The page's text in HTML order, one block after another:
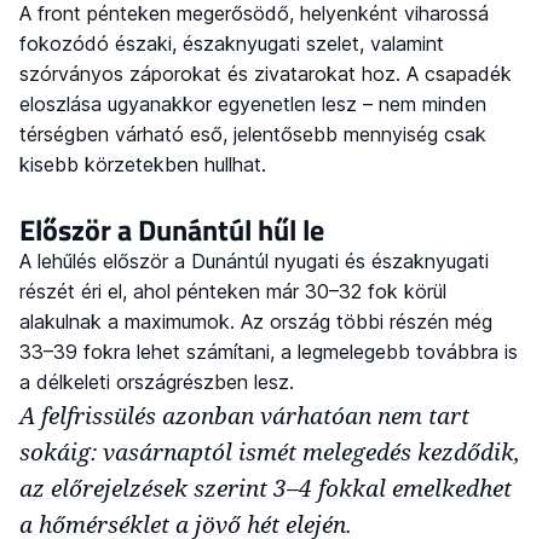
A front pénteken megerősödő, helyenként viharossá
fokozódó északi, északnyugati szelet, valamint
szórványos záporokat és zivatarokat hoz. A csapadék
eloszlása ugyanakkor egyenetlen lesz – nem minden
térségben várható eső, jelentősebb mennyiség csak
kisebb körzetekben hullhat.
Először a Dunántúl hűl le
A lehűlés először a Dunántúl nyugati és északnyugati
részét éri el, ahol pénteken már 30–32 fok körül
alakulnak a maximumok. Az ország többi részén még
33–39 fokra lehet számítani, a legmelegebb továbbra is
a délkeleti országrészben lesz.
A felfrissülés azonban várhatóan nem tart
sokáig: vasárnaptól ismét melegedés kezdődik,
az előrejelzések szerint 3–4 fokkal emelkedhet
a hőmérséklet a jövő hét elején.